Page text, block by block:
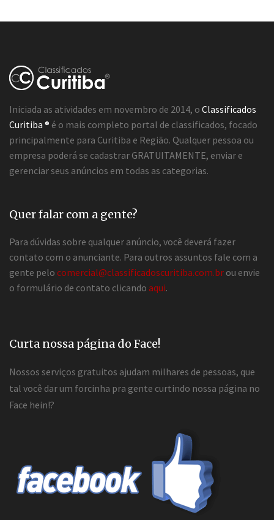
Iniciada as atividades em novembro de 2014, o Classificados
Curitiba ® é o mais completo portal de classificados, focado
principalmente para Curitiba e Região. Qualquer pessoa ou
empresa poderá se cadastrar GRATUITAMENTE, enviar e
gerenciar seus anúncios em todas as categorias.
Quer falar com a gente?
Para dúvidas sobre qualquer anúncio, você deverá fazer
contato com o anunciante. Para outros assuntos fale com a
gente pelo comercial@classificadoscuritiba.com.br ou envie
o formulário de contato clicando aqui.
Curta nossa página do Face!
Nossos serviços gratuitos ajudam milhares de pessoas, que
tal você dar um forcinha pra gente curtindo nossa página no
Face hein!?